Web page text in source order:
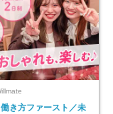
働き方ファースト／未